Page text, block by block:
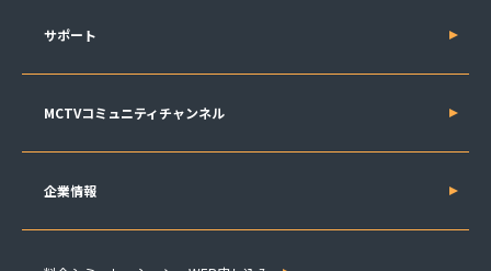
サポート
MCTVコミュニティチャンネル
企業情報